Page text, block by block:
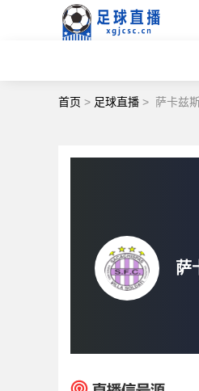
首页 > 足球直播 > 萨卡兹
萨